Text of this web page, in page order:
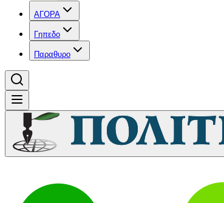
ΑΓΟΡΑ
Γηπεδο
Παραθυρο